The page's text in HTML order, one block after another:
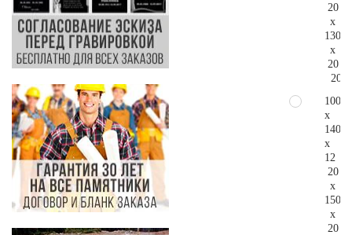
20
x
130
x
20
100
x
140
x
12
20
x
150
x
20